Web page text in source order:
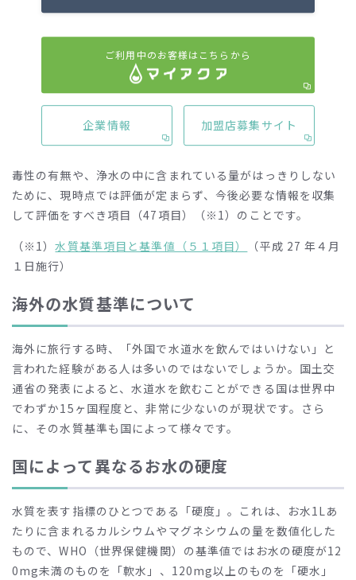
水質管理目標設定項目
「トルエン」、「ニッケル及びその化合物」、「亞塩素
酸」、「農薬類」などのように、検出のレベルは高くなくて
も、注意が必要な有害物質の目標値が定められています。
要検討項目
毒性の有無や、浄水の中に含まれている量がはっきりしない
ために、現時点では評価が定まらず、今後必要な情報を収集
して評価をすべき項目（47項目）（※1）のことです。
（※1）水質基準項目と基準値（５１項目）
（平成 27 年４月
１日施行）
海外の水質基準について
海外に旅行する時、「外国で水道水を飲んではいけない」と
言われた経験がある人は多いのではないでしょうか。国土交
通省の発表によると、水道水を飲むことができる国は世界中
でわずか15ヶ国程度と、非常に少ないのが現状です。さら
に、その水質基準も国によって様々です。
国によって異なるお水の硬度
水質を表す指標のひとつである「硬度」。これは、お水1Lあ
たりに含まれるカルシウムやマグネシウムの量を数値化した
もので、WHO（世界保健機関）の基準値ではお水の硬度が12
0mg未満のものを「軟水」、120mg以上のものを「硬水」
ご利用中のお客様はこちらから
企業情報 加盟店募集サイト